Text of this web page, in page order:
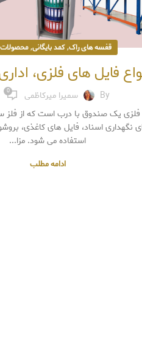
قفسه های راک,کمد بایگانی,
فایل های فلزی،
By سمیرا میرکاظمی 0
فلزی یک صندوق با درب است که از
نگهداری اسناد، فایل های کاغذی،
استفاده می شود. مزا...
ادامه مطلب